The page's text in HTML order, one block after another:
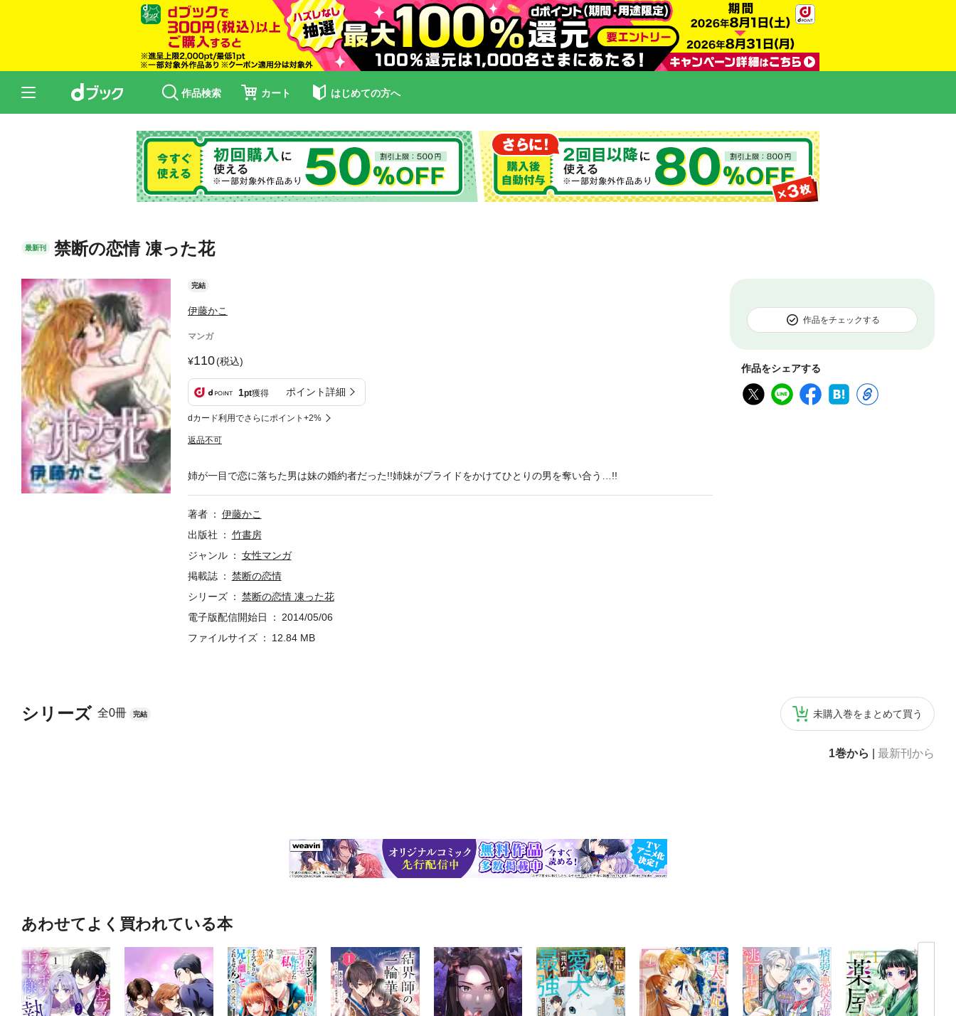
作品検索 カート はじめての方へ
最新刊 禁断の恋情 凍った花
完結
伊藤かこ
マンガ
110(税込)
1pt獲得 ポイント詳細
dカード利用でさらにポイント+2%
返品不可
作品をチェックする
作品をシェアする
シリーズ 全0冊 完結 未購入巻をまとめて買う
1巻から 最新刊から
姉が一目で恋に落ちた男は妹の婚約者だった!!姉妹がプライドをかけてひとりの男を奪い合う…!!
著者
伊藤かこ
出版社
竹書房
ジャンル
女性マンガ
掲載誌
禁断の恋情
シリーズ
禁断の恋情 凍った花
電子版配信開始日
2014/05/06
ファイルサイズ
12.84 MB
あわせてよく買われている本